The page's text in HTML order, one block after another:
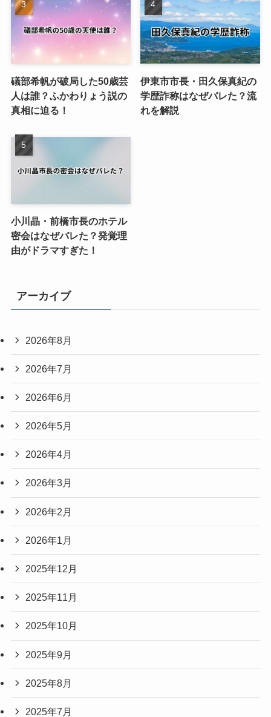
礒部希帆が破局した50歳芸
人は誰？ふかわりょう説の
真相に迫る！
伊東市市長・田久保真紀の
学歴詐称はなぜバレた？流
れを解説
小川晶・前橋市長のホテル
密会はなぜバレた？発覚理
由がドラマすぎた！
アーカイブ
2026年8月
2026年7月
2026年6月
2026年5月
2026年4月
2026年3月
2026年2月
2026年1月
2025年12月
2025年11月
2025年10月
2025年9月
2025年8月
2025年7月